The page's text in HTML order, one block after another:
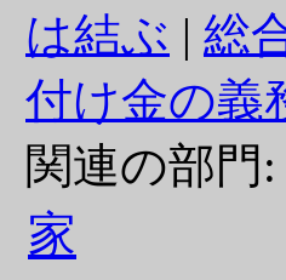
は結ぶ | 総
付け金の義
関連の部門
家